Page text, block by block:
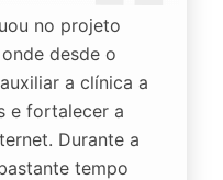
no projeto
desde o
a clínica a
e fortalecer a
Durante a
tempo